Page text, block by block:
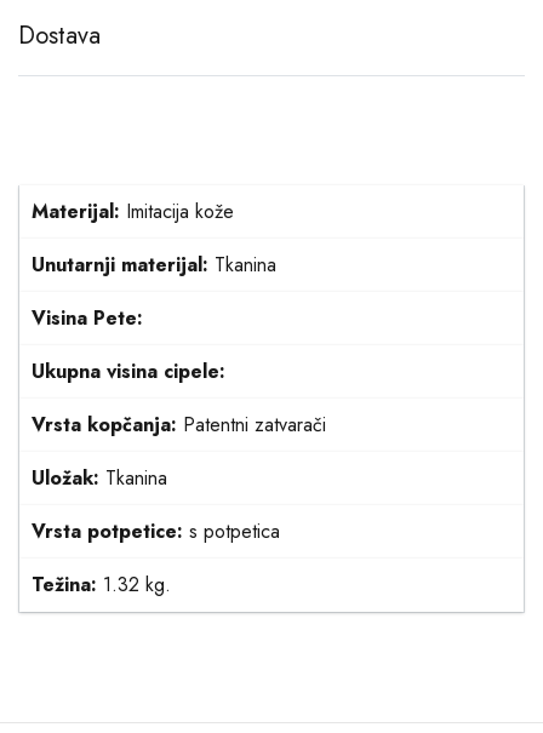
Dostava
Materijal: Imitacija kože
Unutarnji materijal: Tkanina
Visina Pete:
Ukupna visina cipele:
Vrsta kopčanja: Patentni zatvarači
Uložak: Tkanina
Vrsta potpetice: s potpetica
Težina: 1.32 kg.